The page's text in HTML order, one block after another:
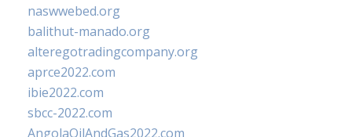
naswwebed.org
balithut-manado.org
alteregotradingcompany.org
aprce2022.com
ibie2022.com
sbcc-2022.com
AngolaOilAndGas2022.com